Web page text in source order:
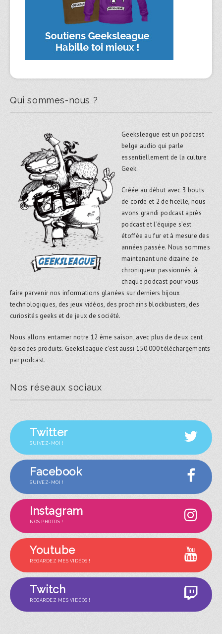
Qui sommes-nous ?
Geeksleague est un podcast
belge audio qui parle
essentiellement de la culture
Geek.
Créée au début avec 3 bouts
de corde et 2 de ficelle, nous
avons grandi podcast après
podcast et l’équipe s’est
étoffée au fur et à mesure des
années passée. Nous sommes
maintenant une dizaine de
chroniqueur passionnés, à
chaque podcast pour vous
faire parvenir nos informations glanées sur derniers bijoux
technologiques, des jeux vidéos, des prochains blockbusters, des
curiosités geeks et de jeux de société.
Nous allons entamer notre 12 ème saison, avec plus de deux cent
épisodes produits. Geeksleague c’est aussi 150.000 téléchargements
par podcast.
Nos réseaux sociaux
Twitter
SUIVEZ-MOI !
Facebook
SUIVEZ-MOI !
Instagram
NOS PHOTOS !
Youtube
REGARDEZ MES VIDÉOS !
Twitch
REGARDEZ MES VIDÉOS !